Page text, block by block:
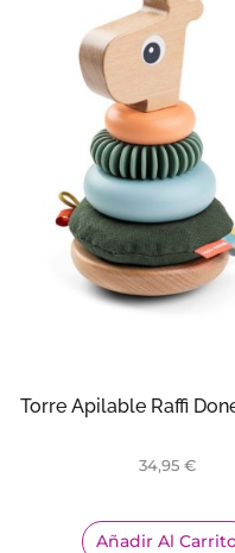
Torre Apilable Raffi
34,95 €
Añadir Al